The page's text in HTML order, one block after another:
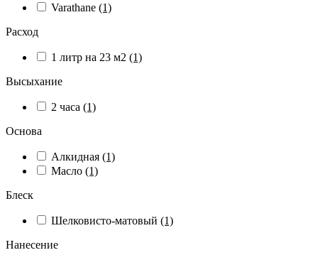
Varathane (1)
Расход
1 литр на 23 м2 (1)
Высыхание
2 часа (1)
Основа
Алкидная (1)
Масло (1)
Блеск
Шелковисто-матовый (1)
Нанесение